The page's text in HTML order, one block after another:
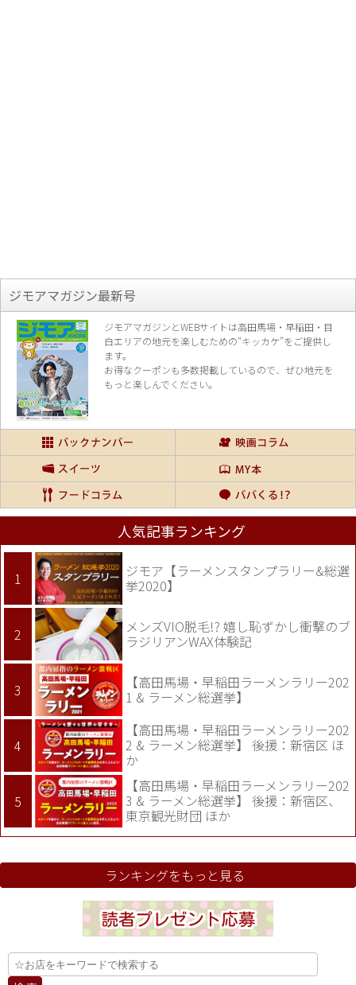
ジモアマガジン最新号
ジモアマガジンとWEBサイトは高田馬場・早稲田・目
白エリアの地元を楽しむための“キッカケ”をご提供し
ます。
お得なクーポンも多数掲載しているので、 ぜひ地元を
もっと楽しんでください。
人気記事ランキング
ジモア【ラーメンスタンプラリー&総選
挙2020】
メンズVIO脱毛!? 嬉し恥ずかし衝撃のブ
ラジリアンWAX体験記
【高田馬場・早稲田ラーメンラリー202
1 & ラーメン総選挙】
【高田馬場・早稲田ラーメンラリー202
2 & ラーメン総選挙】 後援：新宿区 ほ
か
【高田馬場・早稲田ラーメンラリー202
3 & ラーメン総選挙】 後援：新宿区、
東京観光財団 ほか
ランキングをもっと見る